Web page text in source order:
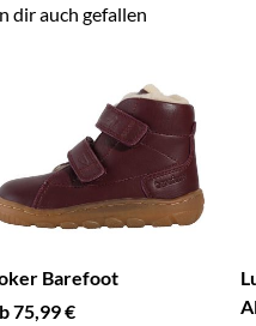
dir auch gefallen
Barefoot
75,99 €